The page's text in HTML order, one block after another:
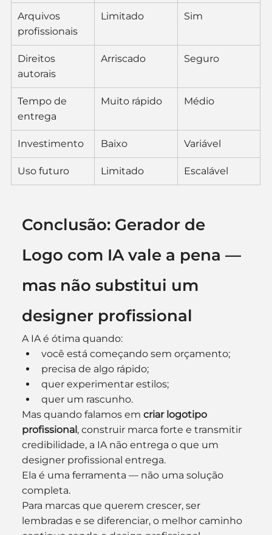
Arquivos
profissionais
Limitado Sim
Direitos
autorais
Arriscado Seguro
Tempo de
entrega
Muito rápido Médio
Investimento Baixo Variável
Uso futuro Limitado Escalável
Conclusão: Gerador de
Logo com IA vale a pena —
mas não substitui um
designer profissional
A IA é ótima quando:
você está começando sem orçamento;
precisa de algo rápido;
quer experimentar estilos;
quer um rascunho.
Mas quando falamos em criar logotipo
profissional, construir marca forte e transmitir
credibilidade, a IA não entrega o que um
designer profissional entrega.
Ela é uma ferramenta — não uma solução
completa.
Para marcas que querem crescer, ser
lembradas e se diferenciar, o melhor caminho